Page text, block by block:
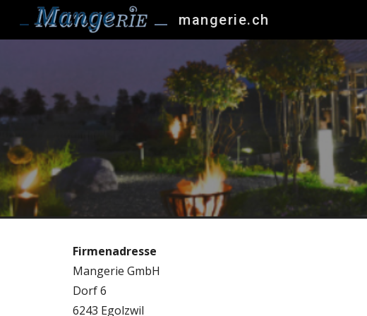
mangerie.ch
Firmenadresse
Mangerie GmbH
Dorf 6
6243 Egolzwil